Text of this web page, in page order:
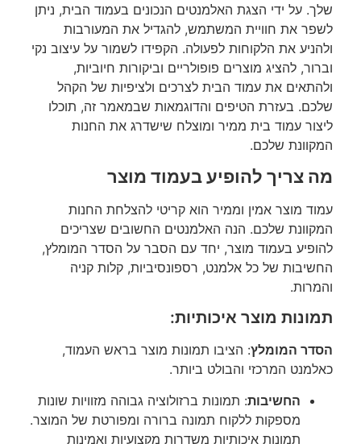
שלך. על ידי הצגת האלמנטים הנכונים בעמוד הבית, ניתן
לשפר את חוויית המשתמש, להגדיל את המעורבות
ולהניע את הלקוחות לפעולה. הקפידו לשמור על עיצוב נקי
וברור, להציג מוצרים פופולריים וביקורות חיוביות,
ולהתאים את עמוד הבית לצרכים ולציפיות של הקהל
שלכם. בעזרת הטיפים והדוגמאות שבמאמר זה, תוכלו
ליצור עמוד בית ממיר ומוצלח שישדרג את החנות
המקוונת שלכם.
מה צריך להופיע בעמוד מוצר
עמוד מוצר אמין וממיר הוא קריטי להצלחת החנות
המקוונת שלכם. הנה האלמנטים החשובים שצריכים
להופיע בעמוד מוצר, יחד עם הסבר על הסדר המומלץ,
החשיבות של כל אלמנט, רספונסיביות, קלות קניה
והמרות.
תמונות מוצר איכותיות:
הסדר המומלץ: הציבו תמונות מוצר בראש העמוד,
כאלמנט המרכזי והבולט ביותר.
החשיבות: תמונות ברזולוציה גבוהה מזוויות שונות
מספקות ללקוח תמונה ברורה ומפורטת של המוצר.
תמונות איכותיות משדרות מקצועיות ואמינות